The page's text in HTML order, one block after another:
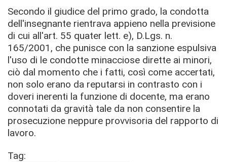
Secondo il giudice del primo grado, la condotta
dell'insegnante rientrava appieno nella previsione
di cui all'art. 55 quater lett. e), D.Lgs. n.
165/2001, che punisce con la sanzione espulsiva
l'uso di le condotte minacciose dirette ai minori,
ciò dal momento che i fatti, così come accertati,
non solo erano da reputarsi in contrasto con i
doveri inerenti la funzione di docente, ma erano
connotati da gravità tale da non consentire la
prosecuzione neppure provvisoria del rapporto di
lavoro.
Tag: